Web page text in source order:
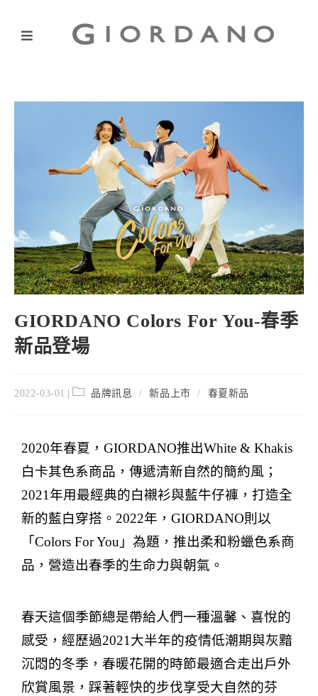
GIORDANO Colors For You-春季
新品登場
2022-03-01 品牌訊息 / 新品上市 / 春夏新品
2020年春夏， GIORDANO推出White & Khakis
白卡其色系商品，傳遞清新自然的簡約風；
2021年用最經典的白襯衫與藍牛仔褲，打造全
新的藍白穿搭。 2022年， GIORDANO則以
「 Colors For You 」為題，推出柔和粉蠟色系商
品，營造出春季的生命力與朝氣。
春天這個季節總是帶給人們一種溫馨、喜悅的
感受，經歷過2021大半年的疫情低潮期與灰黯
沉悶的冬季，春暖花開的時節最適合走出戶外
欣賞風景，踩著輕快的步伐享受大自然的芬